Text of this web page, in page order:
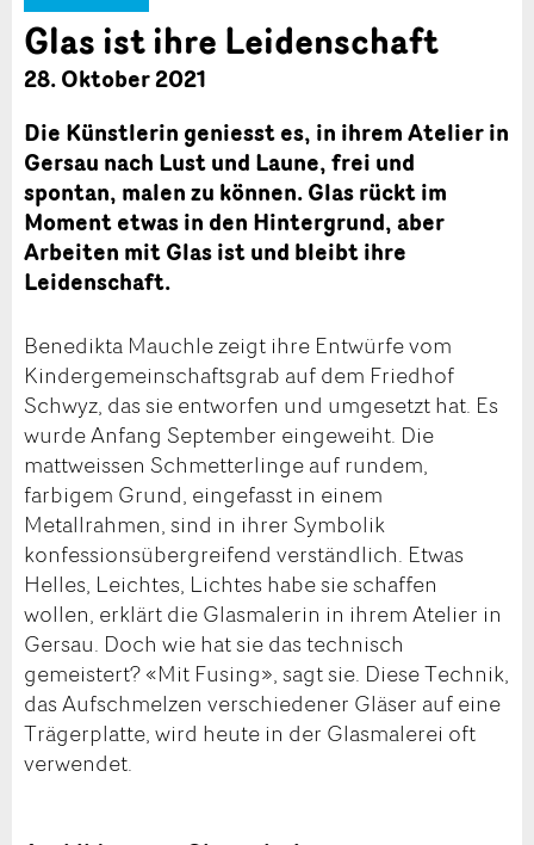
Glas ist ihre Leidenschaft
28. Oktober 2021
Die Künstlerin geniesst es, in ihrem Atelier in
Gersau nach Lust und Laune, frei und
spontan, malen zu können. Glas rückt im
Moment etwas in den Hintergrund, aber
Arbeiten mit Glas ist und bleibt ihre
Leidenschaft.
Benedikta Mauchle zeigt ihre Entwürfe vom
Kindergemeinschaftsgrab auf dem Friedhof
Schwyz, das sie entworfen und umgesetzt hat. Es
wurde Anfang September eingeweiht. Die
mattweissen Schmetterlinge auf rundem,
farbigem Grund, eingefasst in einem
Metallrahmen, sind in ihrer Symbolik
konfessionsübergreifend verständlich. Etwas
Helles, Leichtes, Lichtes habe sie schaffen
wollen, erklärt die Glasmalerin in ihrem Atelier in
Gersau. Doch wie hat sie das technisch
gemeistert? «Mit Fusing», sagt sie. Diese Technik,
das Aufschmelzen verschiedener Gläser auf eine
Trägerplatte, wird heute in der Glasmalerei oft
verwendet.